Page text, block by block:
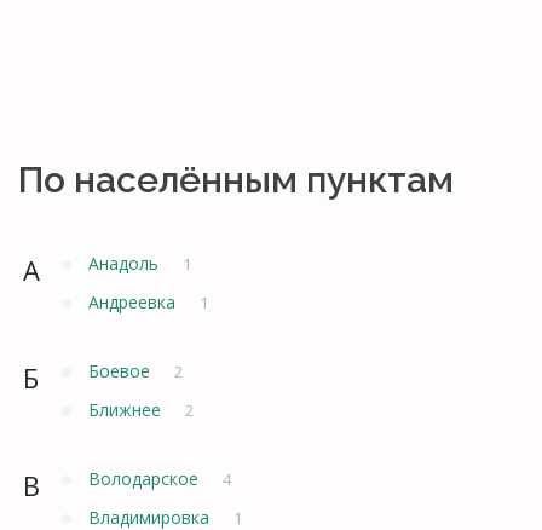
По населённым пунктам
А Анадоль 1
Андреевка 1
Б Боевое 2
Ближнее 2
В Володарское 4
Владимировка 1